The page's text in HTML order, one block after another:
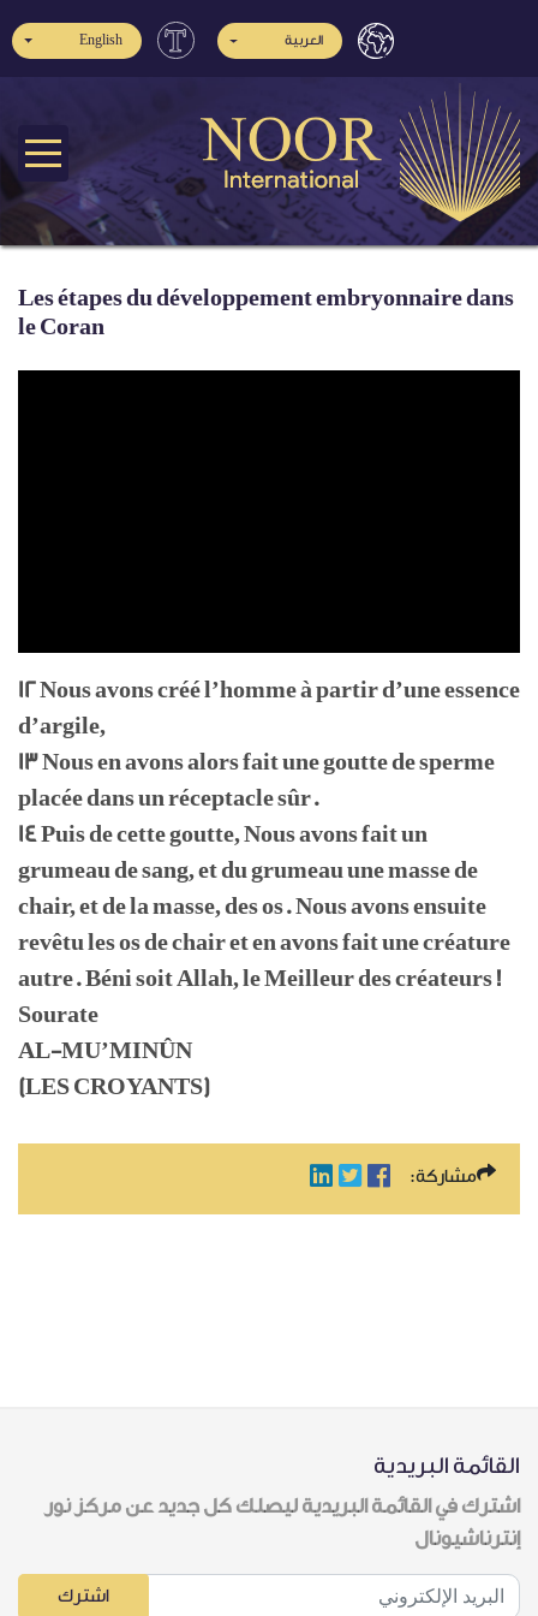
العربية English
Les étapes du développement embryonnaire dans
le Coran
12 Nous avons créé l’homme à partir d’une essence
d’argile,
13 Nous en avons alors fait une goutte de sperme
placée dans un réceptacle sûr.
14 Puis de cette goutte, Nous avons fait un
grumeau de sang, et du grumeau une masse de
chair, et de la masse, des os. Nous avons ensuite
revêtu les os de chair et en avons fait une créature
autre. Béni soit Allah, le Meilleur des créateurs !
Sourate
AL-MU’MINÛN
(LES CROYANTS)
مشاركة:
القائمة البريدية
اشترك في القائمة البريدية ليصلك كل جديد عن مركز نور
إنترناشيونال
اشترك